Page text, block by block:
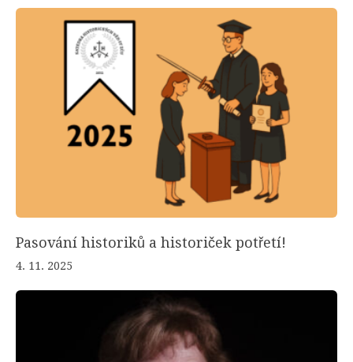
Pasování historiků a historiček potřetí!
4. 11. 2025